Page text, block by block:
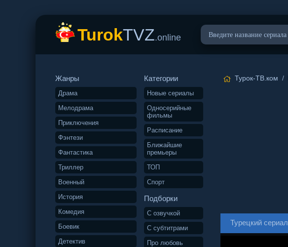
TurokTVZ.online
Жанры
Драма
Мелодрама
Приключения
Фэнтези
Фантастика
Триллер
Военный
История
Комедия
Боевик
Детектив
Категории
Новые сериалы
Односерийные
фильмы
Расписание
Ближайшие
премьеры
ТОП
Спорт
Подборки
С озвучкой
С субтитрами
Про любовь
Турок-ТВ.ком /
Турецкий сериал